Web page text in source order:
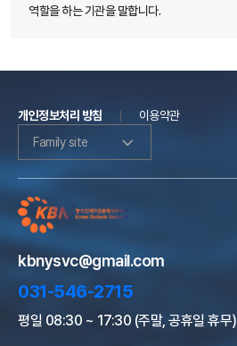
역할을 하는 기관을 말합니다.
개인정보처리 방침
이용약관
Family site
kbnysvc@gmail.com
031-546-2715
평일 08:30 ~ 17:30 (주말, 공휴일 휴무)